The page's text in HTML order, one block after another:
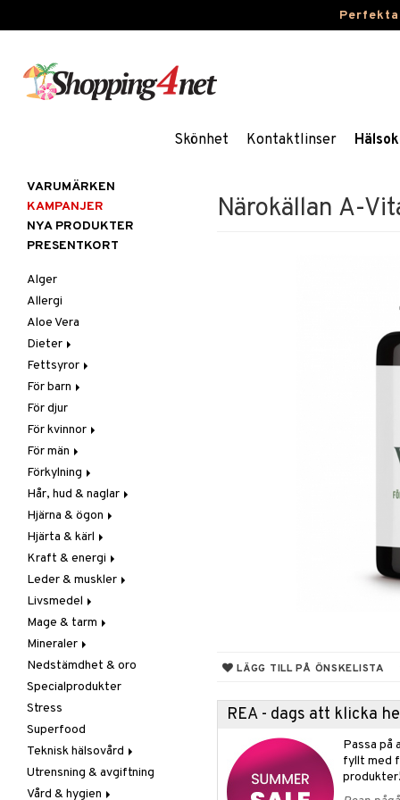
Skönhet Kontaktlinser
Närokällan A-
LÄGG TILL PÅ ÖNSKELISTA
REA - dags att klicka
Passa på
fyllt med
produkter!
VARUMÄRKEN
KAMPANJER
NYA PRODUKTER
PRESENTKORT
Alger
Allergi
Aloe Vera
Dieter
Glutenintolerans
LCHF
Raw Food
Fettsyror
Marina fettsyror
Veg fettsyror
För barn
Fettsyror
Hudvård
Vitamin & mineral
För djur
För kvinnor
Graviditet & amning
Klimakterie & PMS
Näringstillskott
Övriga
Sex & lust
Skelett
Urinvägar
För män
Näringstillskott
Övriga
Prostata
Sex & lust
Förkylning
C-vitamin
Förebyggande &
lindrande
Hostdämpande
Öron, näsa & hals
Övriga
Virushämmande
Vitlök
Hår, hud & naglar
Hår
Kosttillskott
Sol & pigment
Hjärna & ögon
Fettsyror
Minne
Ögon
Hjärta & kärl
Ginkgo biloba
Kärlstärkande
Kolesterolsänkande
Marina fettsyror
Veg fettsyror
Kraft & energi
Ginseng
Övriga
Prestation
Q-10
Rosenrot
Schizandra
Leder & muskler
Kosttillskott
Utvärtes
Livsmedel
Bars
Choklad
Diverse
Drycker
Förvaring
Frukt, frö & nötter
Groddning
Kokos
Kryddor & buljong
Mage & tarm
Drycker
Fibrer
Matsmältning
Syrareglerande
Tarm
Utrensning
Mineraler
Järn
Kalcium
Krom
Magnesium
Multimineraler
Övriga
Selen
Nedstämdhet & oro
Specialprodukter
Stress
Superfood
Teknisk hälsovård
Ljusterapi
Luftfuktare
Utrensning & avgiftning
Vård & hygien